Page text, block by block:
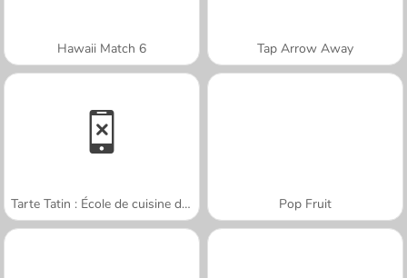
Hawaii Match 6 Tap Arrow Away
Tarte Tatin : École de cuisine de Sara Pop Fruit